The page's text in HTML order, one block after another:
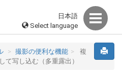
日本語
Select language
撮影の便利な機能
複
て写し込む（多重露出）